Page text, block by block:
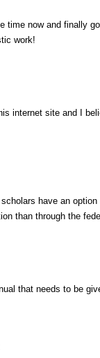
time now and finally
work!
internet site and I
have an
than through the
that needs to be